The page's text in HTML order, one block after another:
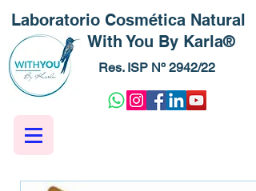
Laboratorio Cosmética Natural
With You By Karla®
Res. ISP Nº 2942/22